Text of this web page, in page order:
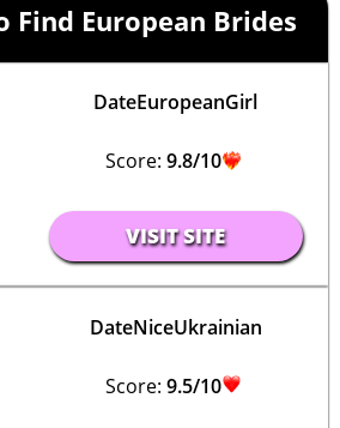
Find European Brides
DateEuropeanGirl
Score: 9.8/10
VISIT SITE
DateNiceUkrainian
Score: 9.5/10